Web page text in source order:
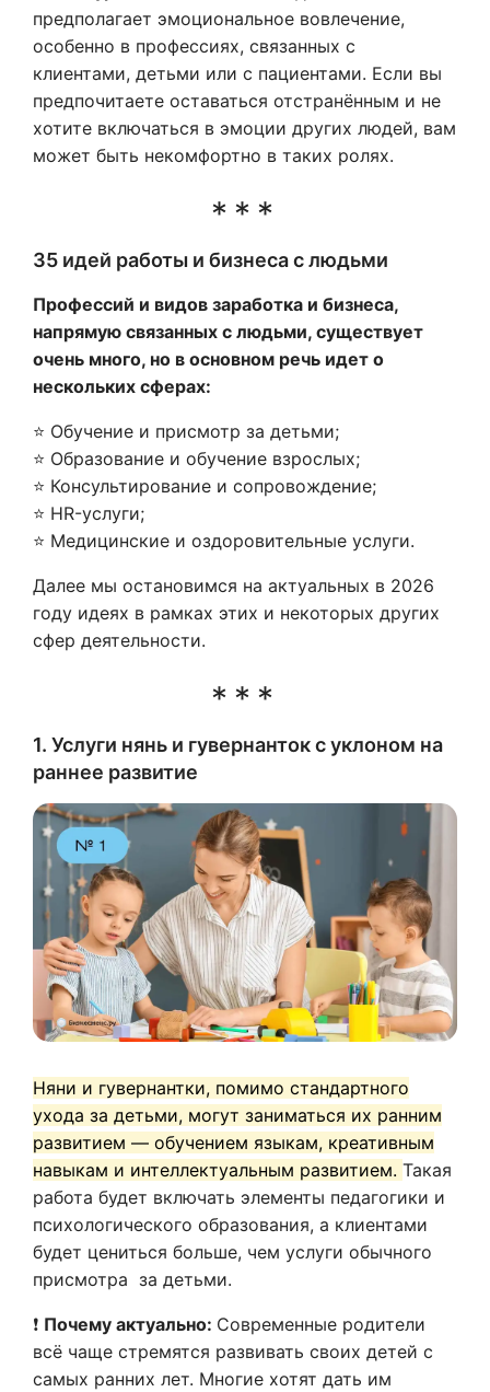
предполагает эмоциональное вовлечение,
особенно в профессиях, связанных с
клиентами, детьми или с пациентами. Если вы
предпочитаете оставаться отстранённым и не
хотите включаться в эмоции других людей, вам
может быть некомфортно в таких ролях.
35 идей работы и бизнеса с людьми
Профессий и видов заработка и бизнеса,
напрямую связанных с людьми, существует
очень много, но в основном речь идет о
нескольких сферах:
⭐ Обучение и присмотр за детьми;
⭐ Образование и обучение взрослых;
⭐ Консультирование и сопровождение;
⭐ HR-услуги;
⭐ Медицинские и оздоровительные услуги.
Далее мы остановимся на актуальных в 2026
году идеях в рамках этих и некоторых других
сфер деятельности.
1. Услуги нянь и гувернанток с уклоном на
раннее развитие
Няни и гувернантки, помимо стандартного
ухода за детьми, могут заниматься их ранним
развитием — обучением языкам, креативным
навыкам и интеллектуальным развитием. Такая
работа будет включать элементы педагогики и
психологического образования, а клиентами
будет цениться больше, чем услуги обычного
присмотра за детьми.
❗ Почему актуально: Современные родители
всё чаще стремятся развивать своих детей с
самых ранних лет. Многие хотят дать им